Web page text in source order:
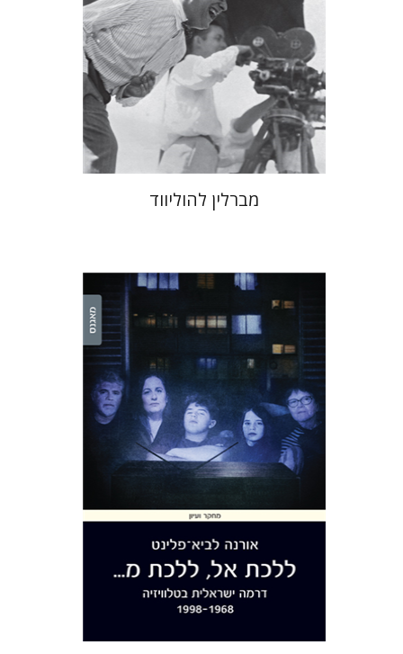
הנחת אתר ספר מודפס
$46
$41
מברלין להוליווד
אורנה לביא-פלינט
הנחת אתר ספר מודפס
$42
$38